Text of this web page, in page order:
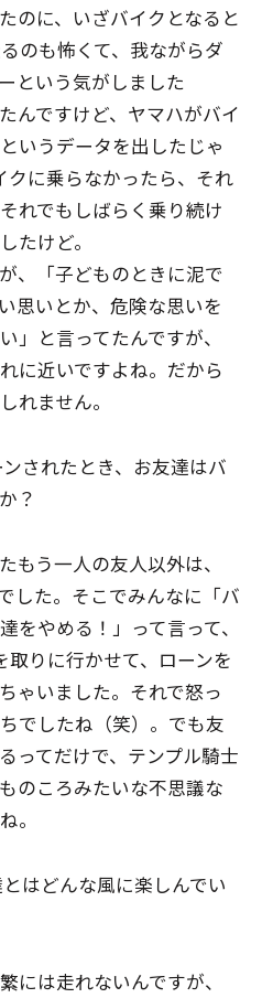
のに、いざバイクとなると
のも怖くて、我ながらダ
という気がしました
んですけど、ヤマハがバイ
いうデータを出したじゃ
クに乗らなかったら、それ
れでもしばらく乗り続け
たけど。
、「子どものときに泥で
思いとか、危険な思いを
」と言ってたんですが、
に近いですよね。だから
れません。
されたとき、お友達はバ
？
もう一人の友人以外は、
した。そこでみんなに「バ
をやめる！」って言って、
りに行かせて、ローンを
ゃいました。それで怒っ
でしたね（笑）。でも友
ってだけで、テンプル騎士
のころみたいな不思議な
。
はどんな風に楽しんでい
には走れないんですが、